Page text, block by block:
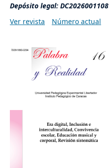
Depósito legal: DC2026001108
Ver revista
Número actual